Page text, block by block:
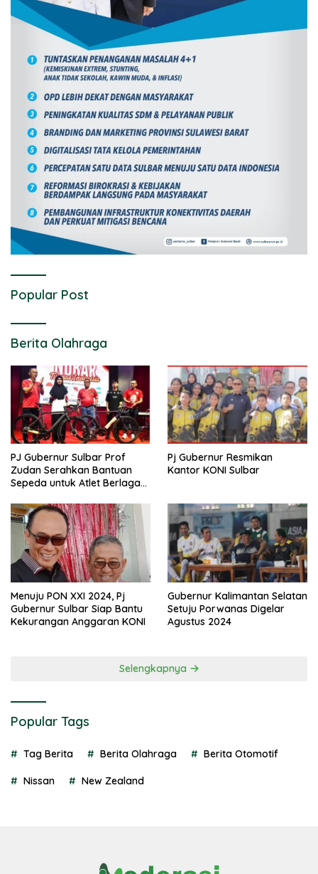
Popular Post
Berita Olahraga
PJ Gubernur Sulbar Prof
Zudan Serahkan Bantuan
Sepeda untuk Atlet Berlaga
Pj Gubernur Resmikan
Kantor KONI Sulbar
Menuju PON XXI 2024, Pj
Gubernur Sulbar Siap Bantu
Kekurangan Anggaran KONI
Gubernur Kalimantan Selatan
Setuju Porwanas Digelar
Agustus 2024
Selengkapnya
Popular Tags
Tag Berita Berita Olahraga Berita Otomotif
Nissan New Zealand